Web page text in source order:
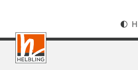
Footer
AT